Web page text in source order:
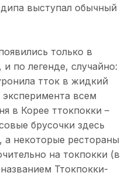
выступал обычный
только в
по легенде, случайно:
тток в жидкий
эксперимента всем
в Корее ттокпокки –
брусочки здесь
некоторые рестораны
на токпокки (в
Ттокпокки-